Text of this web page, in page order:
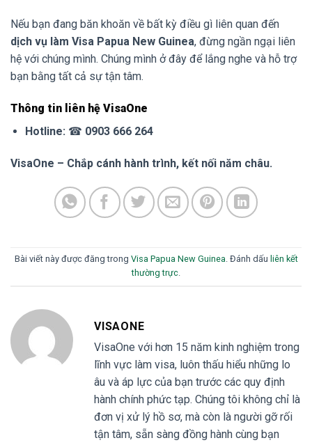
Nếu bạn đang băn khoăn về bất kỳ điều gì liên quan đến
dịch vụ làm Visa Papua New Guinea, đừng ngần ngại liên
hệ với chúng mình. Chúng mình ở đây để lắng nghe và hỗ trợ
bạn bằng tất cả sự tận tâm.
Thông tin liên hệ VisaOne
Hotline: ☎ 0903 666 264
VisaOne – Chắp cánh hành trình, kết nối năm châu.
Bài viết này được đăng trong Visa Papua New Guinea . Đánh dấu liên kết
thường trực
VISAONE
VisaOne với hơn 15 năm kinh nghiệm trong
lĩnh vực làm visa, luôn thấu hiểu những lo
âu và áp lực của bạn trước các quy định
hành chính phức tạp. Chúng tôi không chỉ là
đơn vị xử lý hồ sơ, mà còn là người gỡ rối
tận tâm, sẵn sàng đồng hành cùng bạn